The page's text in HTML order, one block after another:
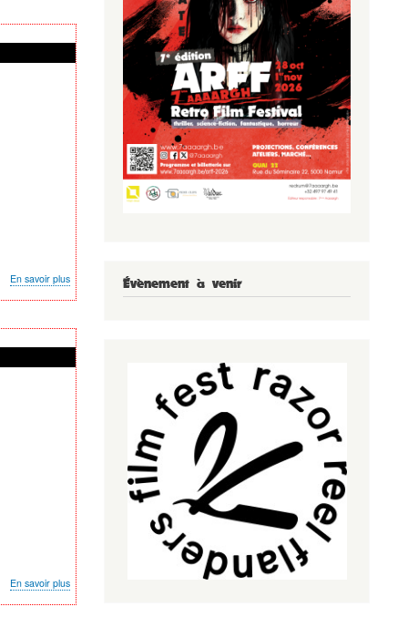
En savoir plus sur
Soirée
Double
28
Jours
+
28
Semaines
Plus
Tard
En savoir plus sur
Soirée
Projection
Évènement à venir